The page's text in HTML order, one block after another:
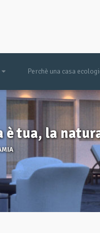
Perchè una casa
è tua, la